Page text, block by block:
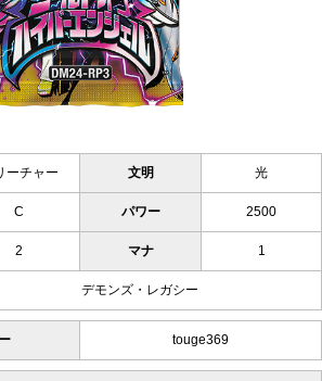
ーチャー 文明 光
C パワー 2500
2 マナ 1
デモンズ・レガシー
touge369